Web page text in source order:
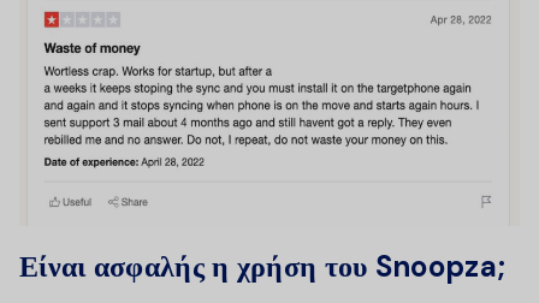
Είναι ασφαλής η χρήση του Snoopza;